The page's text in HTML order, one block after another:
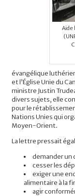
Aide
évangélique
et l’Église Unie du
ministre Justin
divers sujets, elle
pour le
Nations Unies qui
Moyen-Orient.
La lettre pressait
demander
cesser les
exiger une
alimentaire à la
agir